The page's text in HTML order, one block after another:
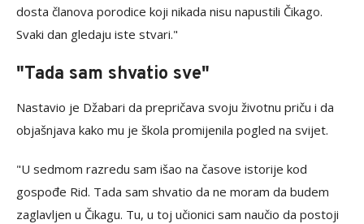
dosta članova porodice koji nikada nisu napustili Čikago.
Svaki dan gledaju iste stvari."
"Tada sam shvatio sve"
Nastavio je Džabari da prepričava svoju životnu priču i da
objašnjava kako mu je škola promijenila pogled na svijet.
"U sedmom razredu sam išao na časove istorije kod
gospođe Rid. Tada sam shvatio da ne moram da budem
zaglavljen u Čikagu. Tu, u toj učionici sam naučio da postoji